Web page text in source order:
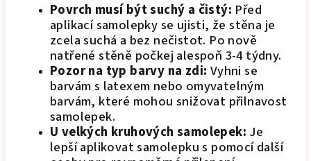
Povrch musí být suchý a čistý: Před
aplikací samolepky se ujisti, že stěna je
zcela suchá a bez nečistot. Po nově
natřené stěně počkej alespoň 3-4 týdny.
Pozor na typ barvy na zdi: Vyhni se
barvám s latexem nebo omyvatelným
barvám, které mohou snižovat přilnavost
samolepek.
U velkých kruhových samolepek: Je
lepší aplikovat samolepku s pomocí další